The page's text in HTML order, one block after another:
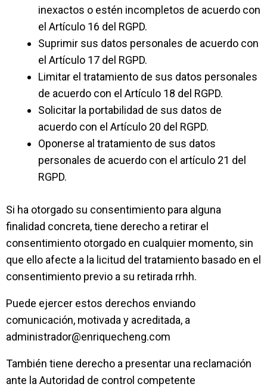
inexactos o estén incompletos de acuerdo con
el Artículo 16 del RGPD.
Suprimir sus datos personales de acuerdo con
el Artículo 17 del RGPD.
Limitar el tratamiento de sus datos personales
de acuerdo con el Artículo 18 del RGPD.
Solicitar la portabilidad de sus datos de
acuerdo con el Artículo 20 del RGPD.
Oponerse al tratamiento de sus datos
personales de acuerdo con el artículo 21 del
RGPD.
Si ha otorgado su consentimiento para alguna
finalidad concreta, tiene derecho a retirar el
consentimiento otorgado en cualquier momento, sin
que ello afecte a la licitud del tratamiento basado en el
consentimiento previo a su retirada rrhh.
Puede ejercer estos derechos enviando
comunicación, motivada y acreditada, a
administrador@enriquecheng.com
También tiene derecho a presentar una reclamación
ante la Autoridad de control competente